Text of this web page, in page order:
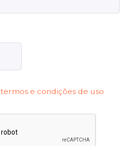
termos e condições de uso